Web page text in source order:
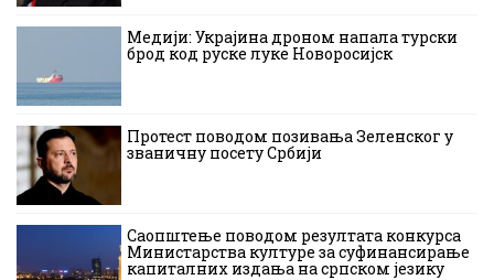
Медији: Украјина дроном напала турски
брод код руске луке Новоросијск
Протест поводом позивања Зеленског у
званичну посету Србији
Саопштење поводом резултата конкурса
Министарства културе за суфинансирање
капиталних издања на српском језику